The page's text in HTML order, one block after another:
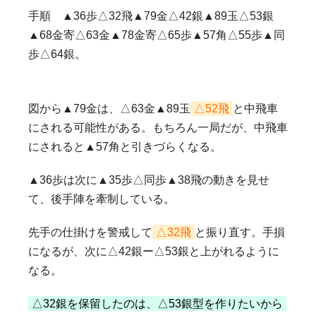
手順 ▲36歩△32飛▲79金△42銀▲89玉△53銀
▲68金寄△63金▲78金寄△65歩▲57角△55歩▲同
歩△64銀。
図から▲79金は、△63金▲89玉 △52飛 と中飛車
にされる可能性がある。もちろん一局だが、中飛車
にされると▲57角と引きづらくなる。
▲36歩は次に▲35歩△同歩▲38飛の動きを見せ
て、後手陣を牽制している。
先手の仕掛けを警戒して △32飛 と振り直す。手損
になるが、次に△42銀ー△53銀と上がれるように
なる。
△32銀を保留したのは、△53銀型を作りたいから